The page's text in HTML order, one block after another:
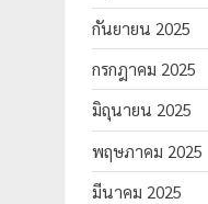
กันยายน 2025
กรกฎาคม 2025
มิถุนายน 2025
พฤษภาคม 2025
มีนาคม 2025